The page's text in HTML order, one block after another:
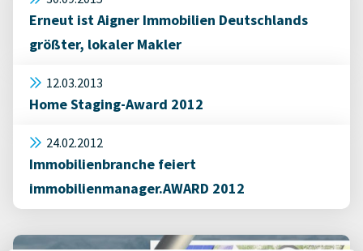
Erneut ist Aigner Immobilien Deutschlands
größter, lokaler Makler
12.03.2013
Home Staging-Award 2012
24.02.2012
Immobilienbranche feiert
immobilienmanager.AWARD 2012